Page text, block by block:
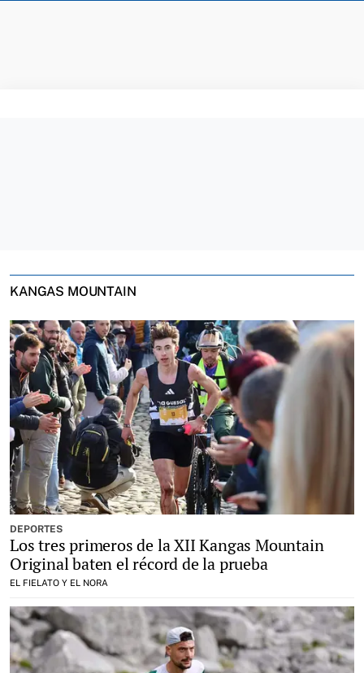
KANGAS MOUNTAIN
DEPORTES
Los tres primeros de la XII Kangas Mountain
Original baten el récord de la prueba
EL FIELATO Y EL NORA